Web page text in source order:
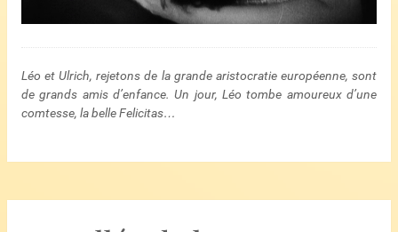
Léo et Ulrich, rejetons de la grande aristocratie européenne, sont
de grands amis d’enfance. Un jour, Léo tombe amoureux d’une
comtesse, la belle Felicitas…